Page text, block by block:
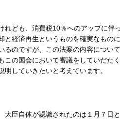
れども、消費税10％へのアップに伴
経済再生というものを確実なもの
のですが、この法案の内容につい
の国会において審議をしていだた
していきたいと考えています。
大臣自体が認識されたのは１月７日